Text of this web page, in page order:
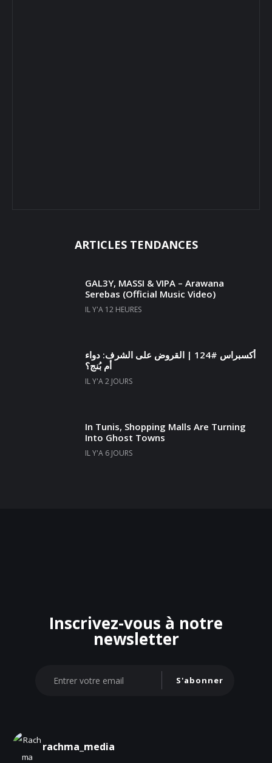
ARTICLES TENDANCES
GAL3Y, MASSI & VIPA – Arawana
Serebas (Official Music Video)
IL Y'A 12 HEURES
أكسبراس #124 | القروض على الشرف: دواء
أم بُنج؟
IL Y'A 2 JOURS
In Tunis, Shopping Malls Are Turning
Into Ghost Towns
IL Y'A 6 JOURS
Inscrivez-vous à notre
newsletter
S'abonner
rachma_media